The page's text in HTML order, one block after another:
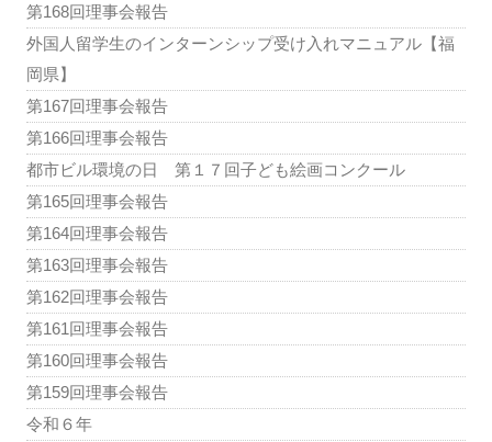
第168回理事会報告
外国人留学生のインターンシップ受け入れマニュアル【福
岡県】
第167回理事会報告
第166回理事会報告
都市ビル環境の日 第１７回子ども絵画コンクール
第165回理事会報告
第164回理事会報告
第163回理事会報告
第162回理事会報告
第161回理事会報告
第160回理事会報告
第159回理事会報告
令和６年